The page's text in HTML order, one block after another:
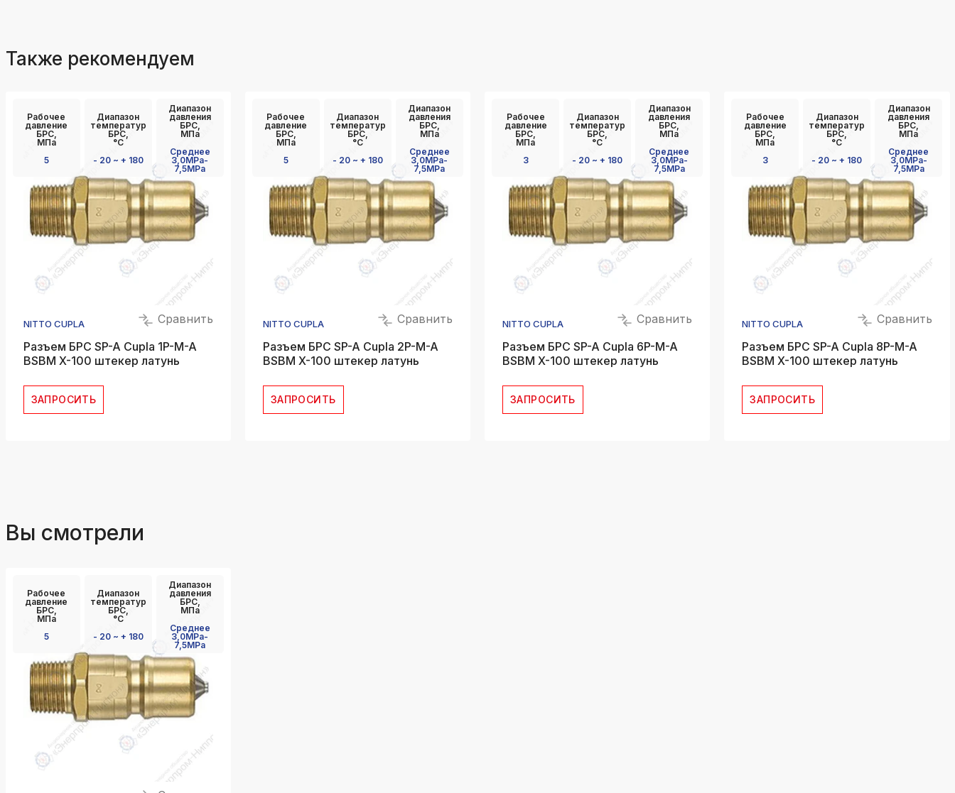
Также рекомендуем
Рабочее
давление
БРС,
МПа
5
Диапазон
температур
БРС,
°C
- 20 ~ + 180
Диапазон
давления
БРС,
МПа
Среднее
3,0MPa-
7,5MPa
NITTO CUPLA
Сравнить
Разъем БРС SP-A Cupla 1P-M-A
BSBM X-100 штекер латунь
ЗАПРОСИТЬ
Рабочее
давление
БРС,
МПа
5
Диапазон
температур
БРС,
°C
- 20 ~ + 180
Диапазон
давления
БРС,
МПа
Среднее
3,0MPa-
7,5MPa
NITTO CUPLA
Сравнить
Разъем БРС SP-A Cupla 2P-M-A
BSBM X-100 штекер латунь
ЗАПРОСИТЬ
Рабочее
давление
БРС,
МПа
3
Диапазон
температур
БРС,
°C
- 20 ~ + 180
Диапазон
давления
БРС,
МПа
Среднее
3,0MPa-
7,5MPa
NITTO CUPLA
Сравнить
Разъем БРС SP-A Cupla 6P-M-A
BSBM X-100 штекер латунь
ЗАПРОСИТЬ
Рабочее
давление
БРС,
МПа
3
Диапазон
температур
БРС,
°C
- 20 ~ + 180
Диапазон
давления
БРС,
МПа
Среднее
3,0MPa-
7,5MPa
NITTO CUPLA
Сравнить
Разъем БРС SP-A Cupla 8P-M-A
BSBM X-100 штекер латунь
ЗАПРОСИТЬ
Вы смотрели
Рабочее
давление
БРС,
МПа
5
Диапазон
температур
БРС,
°C
- 20 ~ + 180
Диапазон
давления
БРС,
МПа
Среднее
3,0MPa-
7,5MPa